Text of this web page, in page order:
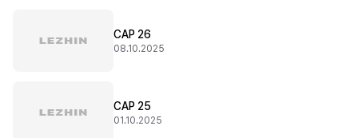
CAP 26
08.10.2025
CAP 25
01.10.2025